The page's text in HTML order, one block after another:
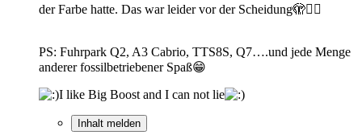
der Farbe hatte. Das war leider vor der Scheidung🫣🤷‍♂️
PS: Fuhrpark Q2, A3 Cabrio, TTS8S, Q7….und jede Menge
anderer fossilbetriebener Spaß😁
I like Big Boost and I can not lie
Inhalt melden